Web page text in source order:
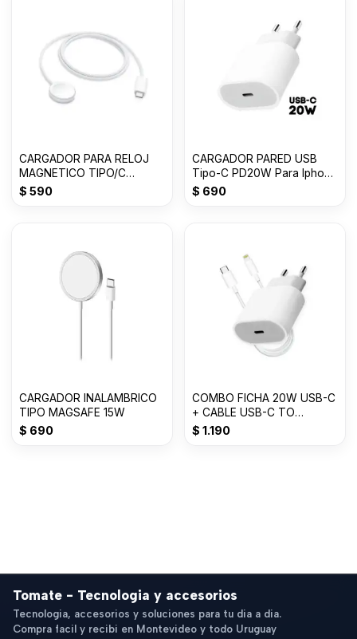
CARGADOR PARA RELOJ
MAGNETICO TIPO/C
GENERICO
$ 590
CARGADOR PARED USB
Tipo-C PD20W Para Iphone
BLANCO
$ 690
CARGADOR INALAMBRICO
TIPO MAGSAFE 15W
$ 690
COMBO FICHA 20W USB-C
+ CABLE USB-C TO
LIGHTNING - TOMATE
$ 1.190
Tomate - Tecnologia y accesorios
Tecnologia, accesorios y soluciones para tu dia a dia.
Compra facil y recibi en Montevideo y todo Uruguay